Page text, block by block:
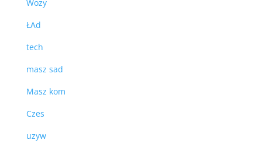
Wozy
ŁAd
tech
masz sad
Masz kom
Czes
uzyw